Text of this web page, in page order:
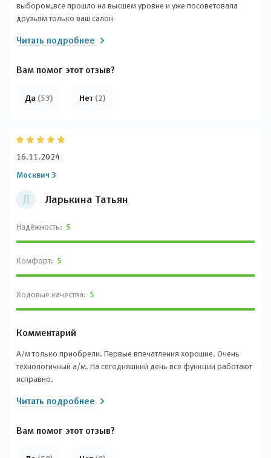
выбором,все прошло на высшем уровне и уже посоветовала
друзьям только ваш салон
Читать подробнее
Вам помог этот отзыв?
Да (53) Нет (2)
Л Ларькина Татьян
Москвич 3
16.11.2024
Надёжность: 5
Комфорт: 5
Ходовые качества: 5
Комментарий
А/м только приобрели. Первые впечатления хорошие. Очень
технологичный а/м. На сегодняшний день все функции работают
исправно.
Читать подробнее
Вам помог этот отзыв?